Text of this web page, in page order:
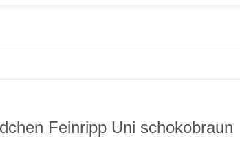
Feinripp Uni schokobraun